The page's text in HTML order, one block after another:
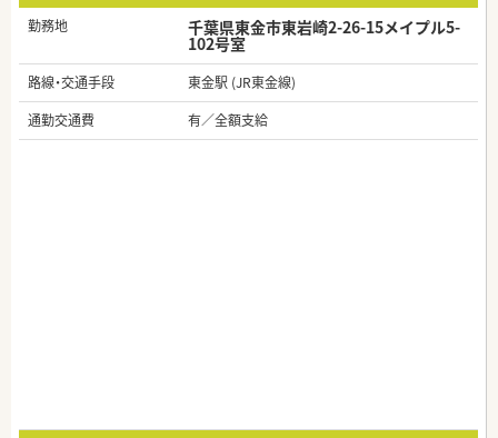
勤務地 千葉県東金市東岩崎2-26-15メイプル5-
102号室
路線・交通手段
東金駅 (JR東金線)
通勤交通費
有／全額支給